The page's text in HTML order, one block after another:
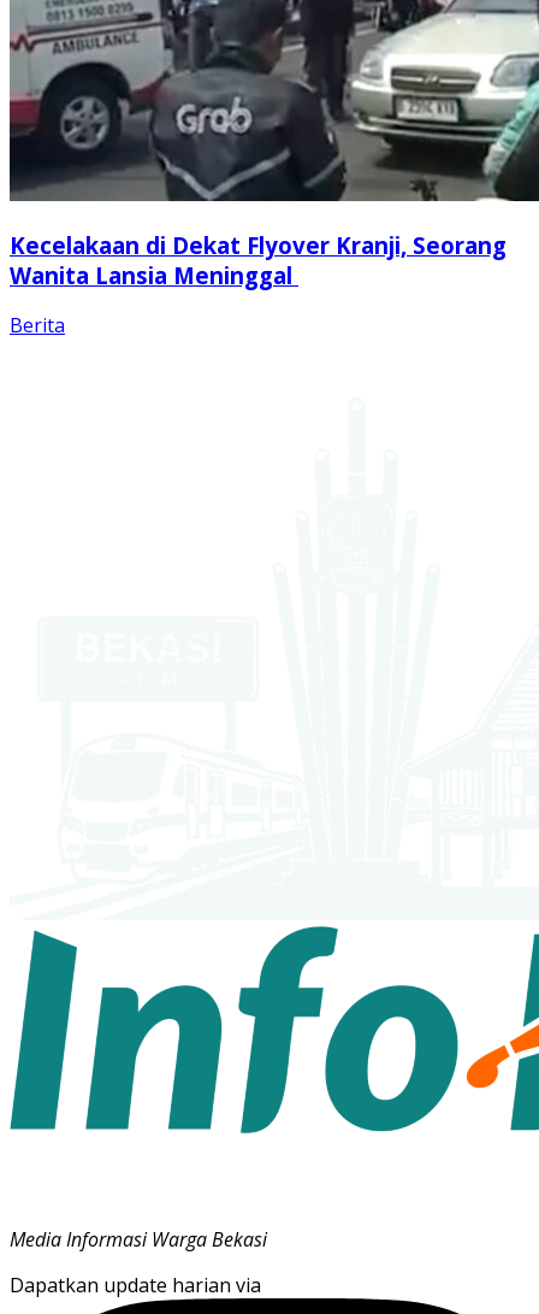
Kecelakaan di Dekat Flyover Kranji, Seorang
Wanita Lansia Meninggal
Berita
Media Informasi Warga Bekasi
Dapatkan update harian via